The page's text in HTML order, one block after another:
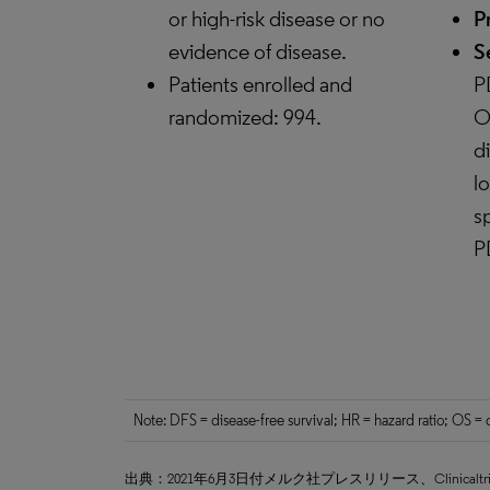
or high-risk disease or no
evidence of disease.
Patients enrolled and
randomized: 994.
Note: DFS = disease-free survival; HR = hazard ratio; OS
出典：2021年6月3日付メルク社プレスリリース、